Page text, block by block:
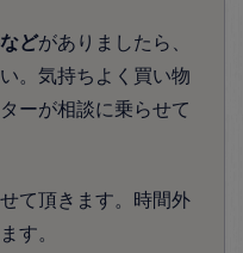
どがありましたら、
。気持ちよく買い物
ーが相談に乗らせて
て頂きます。時間外
す。